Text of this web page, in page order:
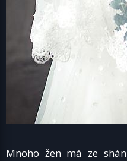
Mnoho žen má ze